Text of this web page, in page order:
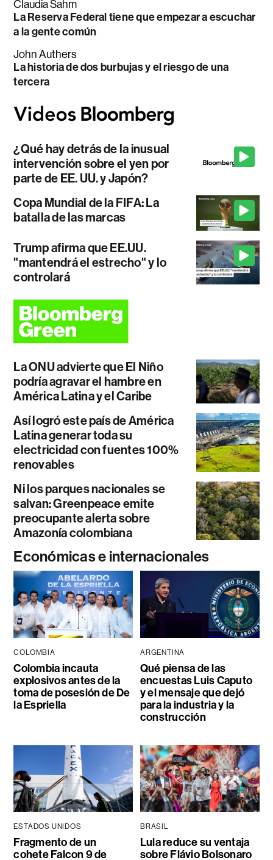
Claudia Sahm
La Reserva Federal tiene que empezar a escuchar
a la gente común
John Authers
La historia de dos burbujas y el riesgo de una
tercera
¿Qué hay detrás de la inusual
intervención sobre el yen por
parte de EE. UU. y Japón?
Copa Mundial de la FIFA: La
batalla de las marcas
Trump afirma que EE.UU.
"mantendrá el estrecho" y lo
controlará
La ONU advierte que El Niño
podría agravar el hambre en
América Latina y el Caribe
Así logró este país de América
Latina generar toda su
electricidad con fuentes 100%
renovables
Ni los parques nacionales se
salvan: Greenpeace emite
preocupante alerta sobre
Amazonía colombiana
Económicas e internacionales
COLOMBIA
Colombia incauta
explosivos antes de la
toma de posesión de De
la Espriella
ARGENTINA
Qué piensa de las
encuestas Luis Caputo
y el mensaje que dejó
para la industria y la
construcción
ESTADOS UNIDOS
Fragmento de un
cohete Falcon 9 de
BRASIL
Lula reduce su ventaja
sobre Flávio Bolsonaro